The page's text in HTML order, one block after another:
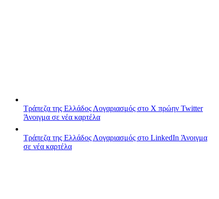
Τράπεζα της Ελλάδος Λογαριασμός στο X πρώην Twitter
Άνοιγμα σε νέα καρτέλα
Τράπεζα της Ελλάδος Λογαριασμός στο LinkedIn Άνοιγμα
σε νέα καρτέλα